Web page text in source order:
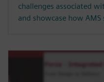
challenges associated
and showcase how